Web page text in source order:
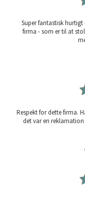
Super fantastisk
firma - som er til at
Respekt for dette firma.
det var en